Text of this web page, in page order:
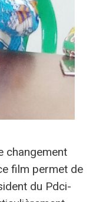
changement
film permet de
du Pdci-